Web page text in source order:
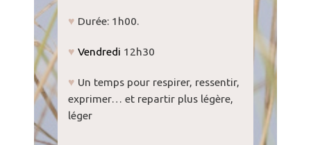
♥ Durée: 1h00.
♥ Vendredi 12h30
♥ Un temps pour respirer, ressentir,
exprimer… et repartir plus légère,
léger